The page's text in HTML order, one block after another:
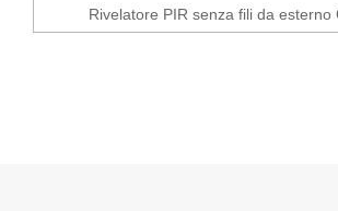
Rivelatore PIR senza fili da esterno